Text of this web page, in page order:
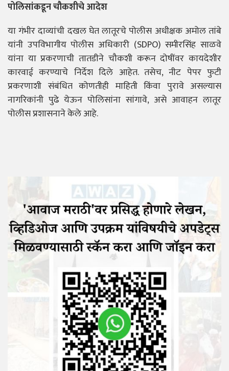
पोलिसांकडून चौकशीचे आदेश
या गंभीर दाव्यांची दखल घेत लातूरचे पोलीस अधीक्षक अमोल तांबे
यांनी उपविभागीय पोलीस अधिकारी (SDPO) समीरसिंह साळवे
यांना या प्रकरणाची तातडीने चौकशी करून दोषींवर कायदेशीर
कारवाई करण्याचे निर्देश दिले आहेत. तसेच, नीट पेपर फुटी
प्रकरणाशी संबंधित कोणतीही माहिती किंवा पुरावे असल्यास
नागरिकांनी पुढे येऊन पोलिसांना सांगावे, असे आवाहन लातूर
पोलीस प्रशासनाने केले आहे.